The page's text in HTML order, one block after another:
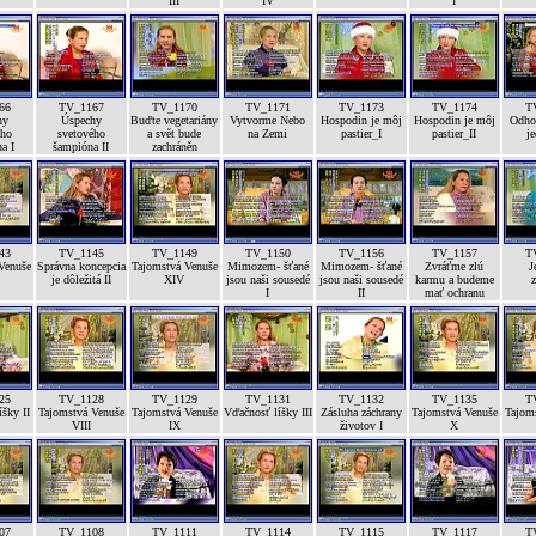
I
TV_1167
Úspechy
svetového
šampióna II
TV_1170
Buďte vegetariány
a svět bude
zachráněn
TV_1171
Vytvorme Nebo
na Zemi
TV_1173
Hospodin je môj
pastier_I
TV_1174
Hospodin je môj
pastier_II
TV_1145
Správna koncepcia
je dôležitá II
TV_1149
Tajomstvá Venuše
XIV
TV_1150
Mimozem- šťané
jsou naši sousedé
I
TV_1156
Mimozem- šťané
jsou naši sousedé
II
TV_1157
Zvráťme zlú
karmu a budeme
mať ochranu
II
TV_1128
Tajomstvá Venuše
VIII
TV_1129
Tajomstvá Venuše
IX
TV_1131
Vďačnosť líšky III
TV_1132
Zásluha záchrany
životov I
TV_1135
Tajomstvá Venuše
X
TV_1108 TV_1111 TV_1114 TV_1115 TV_1117